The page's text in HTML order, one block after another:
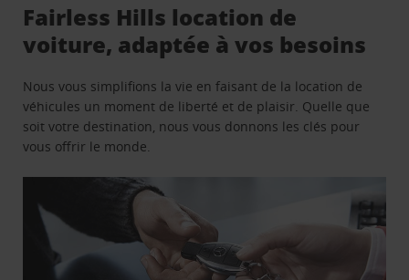
Fairless Hills location de
voiture, adaptée à vos besoins
Nous vous simplifions la vie en faisant de la location de
véhicules un moment de liberté et de plaisir. Quelle que
soit votre destination, nous vous donnons les clés pour
vous offrir le monde.